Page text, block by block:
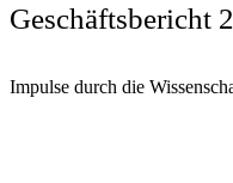
Geschäftsbericht
Impulse durch die